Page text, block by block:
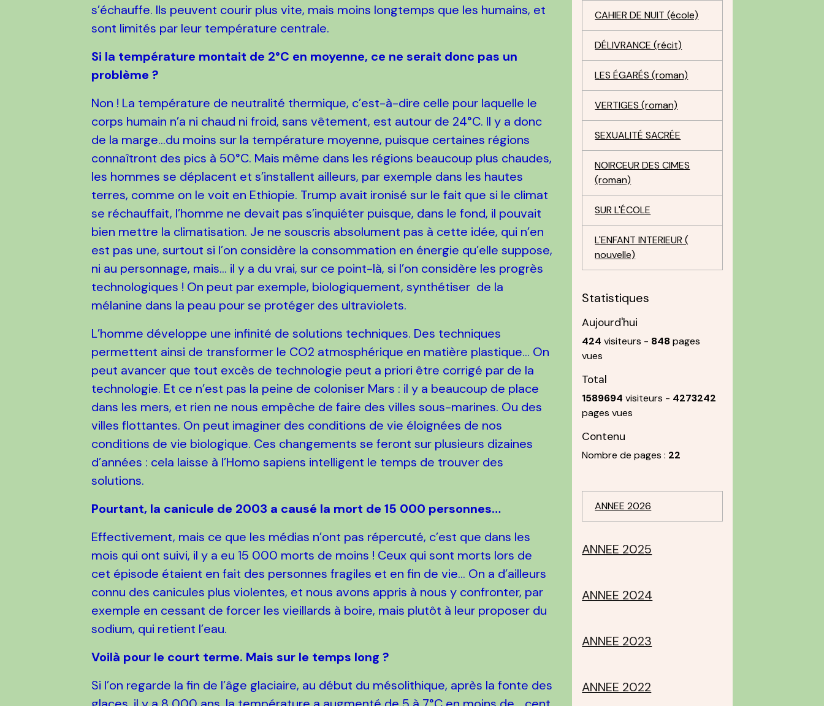
s’échauffe. Ils peuvent courir plus vite, mais moins longtemps que les humains, et
sont limités par leur température centrale.
Si la température montait de 2°C en moyenne, ce ne serait donc pas un
problème ?
Non ! La température de neutralité thermique, c’est-à-dire celle pour laquelle le
corps humain n’a ni chaud ni froid, sans vêtement, est autour de 24°C. Il y a donc
de la marge…du moins sur la température moyenne, puisque certaines régions
connaîtront des pics à 50°C. Mais même dans les régions beaucoup plus chaudes,
les hommes se déplacent et s’installent ailleurs, par exemple dans les hautes
terres, comme on le voit en Ethiopie. Trump avait ironisé sur le fait que si le climat
se réchauffait, l’homme ne devait pas s’inquiéter puisque, dans le fond, il pouvait
bien mettre la climatisation. Je ne souscris absolument pas à cette idée, qui n’en
est pas une, surtout si l’on considère la consommation en énergie qu’elle suppose,
ni au personnage, mais… il y a du vrai, sur ce point-là, si l’on considère les progrès
technologiques ! On peut par exemple, biologiquement, synthétiser de la
mélanine dans la peau pour se protéger des ultraviolets.
L’homme développe une infinité de solutions techniques. Des techniques
permettent ainsi de transformer le CO2 atmosphérique en matière plastique… On
peut avancer que tout excès de technologie peut a priori être corrigé par de la
technologie. Et ce n’est pas la peine de coloniser Mars : il y a beaucoup de place
dans les mers, et rien ne nous empêche de faire des villes sous-marines. Ou des
villes flottantes. On peut imaginer des conditions de vie éloignées de nos
conditions de vie biologique. Ces changements se feront sur plusieurs dizaines
d’années : cela laisse à l’Homo sapiens intelligent le temps de trouver des
solutions.
Pourtant, la canicule de 2003 a causé la mort de 15 000 personnes…
Effectivement, mais ce que les médias n’ont pas répercuté, c’est que dans les
mois qui ont suivi, il y a eu 15 000 morts de moins ! Ceux qui sont morts lors de
cet épisode étaient en fait des personnes fragiles et en fin de vie… On a d’ailleurs
connu des canicules plus violentes, et nous avons appris à nous y confronter, par
exemple en cessant de forcer les vieillards à boire, mais plutôt à leur proposer du
sodium, qui retient l’eau.
Voilà pour le court terme. Mais sur le temps long ?
Si l’on regarde la fin de l’âge glaciaire, au début du mésolithique, après la fonte des
CAHIER DE NUIT (école)
DÉLIVRANCE (récit)
LES ÉGARÉS (roman)
VERTIGES (roman)
SEXUALITÉ SACRÉE
NOIRCEUR DES CIMES
(roman)
SUR L'ÉCOLE
L'ENFANT INTERIEUR (
nouvelle)
Statistiques
Aujourd'hui
424 visiteurs - 848pages
vues
Total
1589694 visiteurs - 4273242
pages vues
Contenu
Nombre de pages : 22
ANNEE 2026
ANNEE 2025
ANNEE 2024
ANNEE 2023
ANNEE 2022